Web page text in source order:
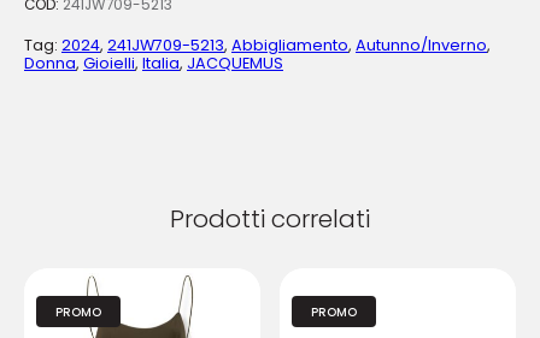
COD: 241JW709-5213
Tag: 2024, 241JW709-5213, Abbigliamento, Autunno/Inverno,
Donna, Gioielli, Italia, JACQUEMUS
Prodotti correlati
PROMO PROMO